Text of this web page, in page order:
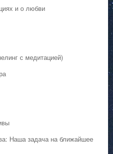
и о любви
с медитацией)
Наша задача на ближайшее